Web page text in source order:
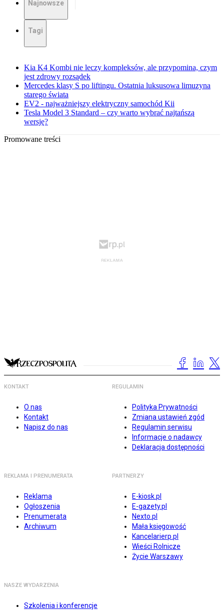
Najnowsze
Tagi
Kia K4 Kombi nie leczy kompleksów, ale przypomina, czym
jest zdrowy rozsądek
Mercedes klasy S po liftingu. Ostatnia luksusowa limuzyna
starego świata
EV2 - najważniejszy elektryczny samochód Kii
Tesla Model 3 Standard – czy warto wybrać najtańszą
wersję?
Promowane treści
KONTAKT
O nas
Kontakt
Napisz do nas
REGULAMIN
Polityka Prywatności
Zmiana ustawień zgód
Regulamin serwisu
Informacje o nadawcy
Deklaracja dostępności
REKLAMA I PRENUMERATA
Reklama
Ogłoszenia
Prenumerata
Archiwum
PARTNERZY
E-kiosk.pl
E-gazety.pl
Nexto.pl
Mała księgowość
Kancelarierp.pl
Wieści Rolnicze
Życie Warszawy
NASZE WYDARZENIA
Szkolenia i konferencje